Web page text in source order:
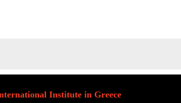
Institute in Greece